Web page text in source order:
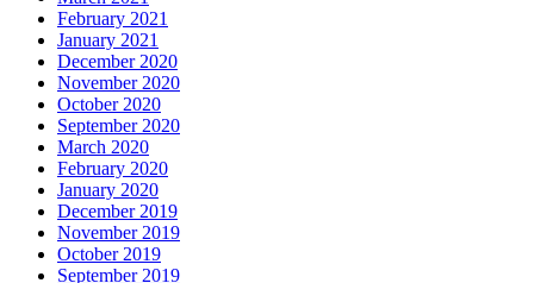
February 2021
January 2021
December 2020
November 2020
October 2020
September 2020
March 2020
February 2020
January 2020
December 2019
November 2019
October 2019
September 2019